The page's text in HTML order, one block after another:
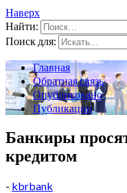
Наверх
Найти:
Поиск для:
Главная
Обратная связь
Опубликовано
Публикации
Банкиры
кредитом
- kbrbank